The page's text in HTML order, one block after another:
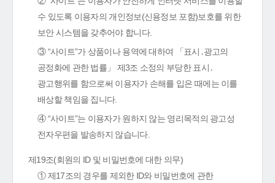
수 있도록 이용자의 개인정보(신용정보 포함)보호를 위한
보안 시스템을 갖추어야 합니다.
③ “사이트”가 상품이나 용역에 대하여 「표시․광고의
공정화에 관한 법률」 제3조 소정의 부당한 표시․
광고행위를 함으로써 이용자가 손해를 입은 때에는 이를
배상할 책임을 집니다.
④ “사이트”는 이용자가 원하지 않는 영리목적의 광고성
전자우편을 발송하지 않습니다.
제19조(회원의 ID 및 비밀번호에 대한 의무)
① 제17조의 경우를 제외한 ID와 비밀번호에 관한